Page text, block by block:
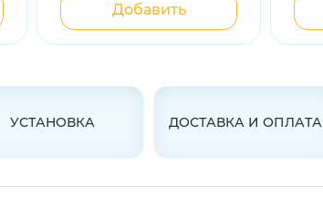
Добавить
УСТАНОВКА ДОСТАВКА И ОПЛАТА